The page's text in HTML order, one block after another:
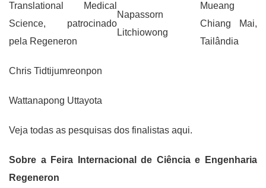
Translational Medical
Science, patrocinado
pela Regeneron
Napassorn
Litchiowong
Mueang
Chiang Mai,
Tailândia
Chris Tidtijumreonpon
Wattanapong Uttayota
Veja todas as pesquisas dos finalistas aqui.
Sobre a Feira Internacional de Ciência e Engenharia
Regeneron